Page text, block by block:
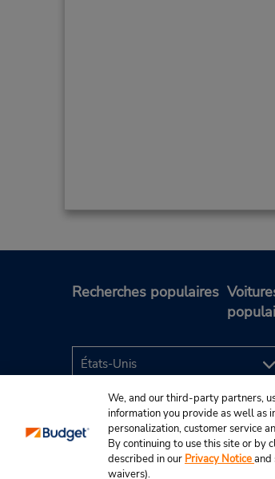
Recherches populaires
© Budget Rent A Car System, Inc., 2025.
We, and our third-party partners,
information you provide as well as
personalization, customer service
By continuing to use this site or by
described in our Privacy Noticeand
waivers).